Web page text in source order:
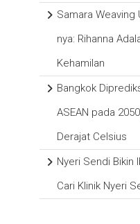
Samara Weaving
nya: Rihanna
Kehamilan
Bangkok
ASEAN pada
Derajat Celsius
Nyeri Sendi Bikin
Cari Klinik Nyeri